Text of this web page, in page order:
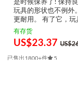
玩具的形状也不例外
更耐用。 有了它，
括 3 个产品： 1) 特
有存货
US$23.37
已售出1800+件 5